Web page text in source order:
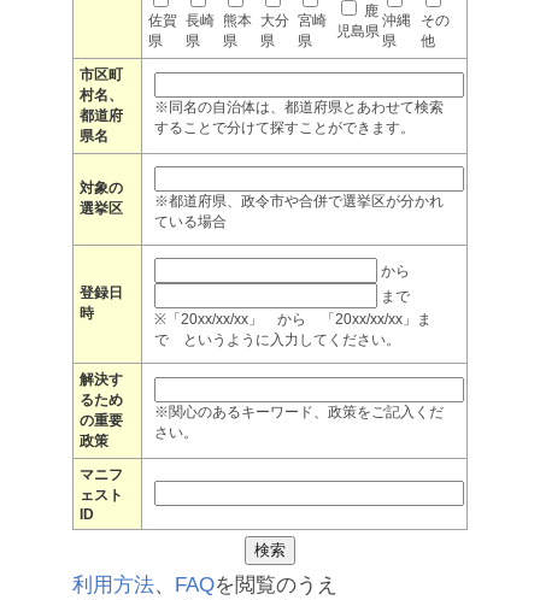
佐賀
県
長崎
県
熊本
県
大分
県
宮崎
県
鹿
児島県
沖縄
県
その
他
市区町
村名、
都道府
県名
※同名の自治体は、都道府県とあわせて検索
することで分けて探すことができます。
対象の
選挙区
※都道府県、政令市や合併で選挙区が分かれ
ている場合
登録日
時
から
まで
※「20xx/xx/xx」 から 「20xx/xx/xx」ま
で というように入力してください。
解決す
るため
の重要
政策
※関心のあるキーワード、政策をご記入くだ
さい。
マニフ
ェスト
ID
利用方法、 FAQを閲覧のうえ